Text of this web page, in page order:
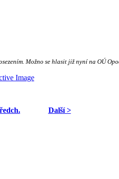
Možno se hlasit již nyní na OÚ
Další >